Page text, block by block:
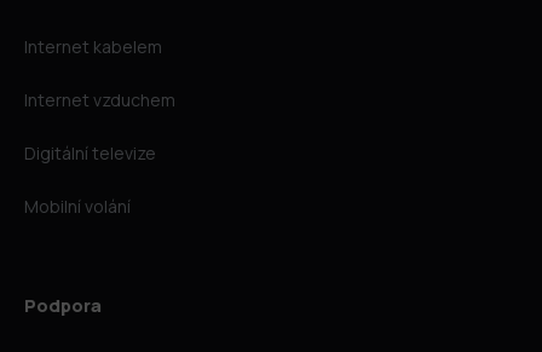
Internet kabelem
Internet vzduchem
Digitální televize
Mobilní volání
Podpora